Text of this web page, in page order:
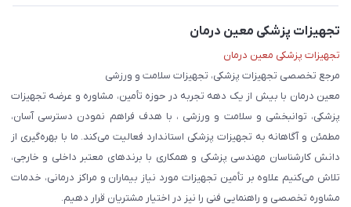
تجهیزات پزشکی معین درمان
تجهیزات پزشکی معین درمان
مرجع تخصصی تجهیزات پزشکی، تجهیزات سلامت و ورزشی
معین درمان با بیش از یک دهه تجربه در حوزه تأمین، مشاوره و عرضه تجهیزات
پزشکی، توانبخشی و سلامت و ورزشی ، با هدف فراهم نمودن دسترسی آسان،
مطمئن و آگاهانه به تجهیزات پزشکی استاندارد فعالیت می‌کند. ما با بهره‌گیری از
دانش کارشناسان مهندسی پزشکی و همکاری با برندهای معتبر داخلی و خارجی،
تلاش می‌کنیم علاوه بر تأمین تجهیزات مورد نیاز بیماران و مراکز درمانی، خدمات
مشاوره تخصصی و راهنمایی فنی را نیز در اختیار مشتریان قرار دهیم.